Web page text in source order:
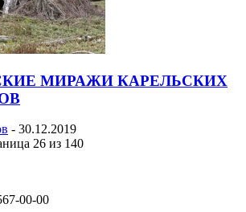
МИРАЖИ КАРЕЛЬСКИХ
- 30.12.2019
26 из 140
00-00